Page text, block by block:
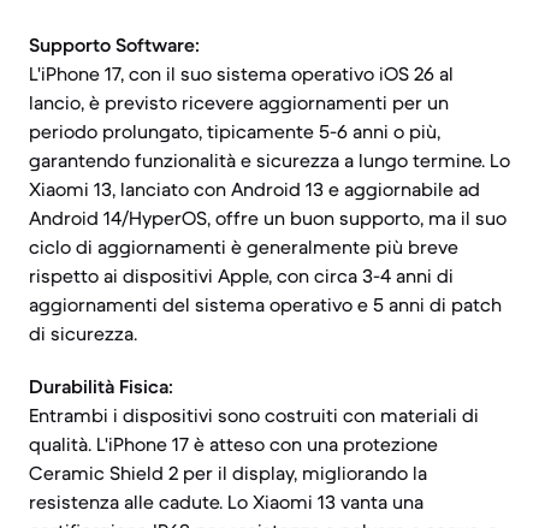
Supporto Software:
L'iPhone 17, con il suo sistema operativo iOS 26 al
lancio, è previsto ricevere aggiornamenti per un
periodo prolungato, tipicamente 5-6 anni o più,
garantendo funzionalità e sicurezza a lungo termine. Lo
Xiaomi 13, lanciato con Android 13 e aggiornabile ad
Android 14/HyperOS, offre un buon supporto, ma il suo
ciclo di aggiornamenti è generalmente più breve
rispetto ai dispositivi Apple, con circa 3-4 anni di
aggiornamenti del sistema operativo e 5 anni di patch
di sicurezza.
Durabilità Fisica:
Entrambi i dispositivi sono costruiti con materiali di
qualità. L'iPhone 17 è atteso con una protezione
Ceramic Shield 2 per il display, migliorando la
resistenza alle cadute. Lo Xiaomi 13 vanta una